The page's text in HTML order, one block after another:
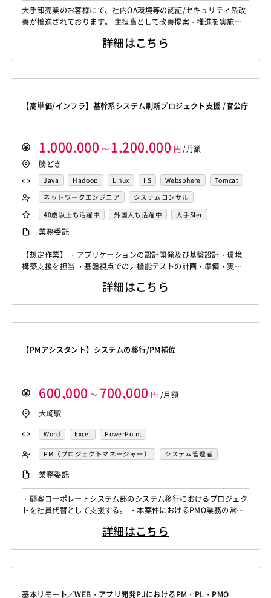
Salesforce（全般）
Dynamics CRM BW
SAP SD
SAP MM
SAP PP SAP HR SAP FI
SAP CO
Kotlin MATLAB
SpringBoot
React Native SciPy
Numpy
Matplotlib
VMware
Sales Cloud
Service Cloud
Experience Cloud
Marketing Cloud
Account Engagement
Salesforce Lightning
Confluence
大手卸売業のお客様にて、社内OA環境等の認証/セキュリティ系改
善が推進されております。 主担当として改善提案・推進を実施し
詳細はこちら
【高単価/インフラ】基幹系システム刷新プロジェクト支援 /官公庁
1,000,000 ～ 1,200,000 円 /月額
勝どき
Java Hadoop Linux IIS Websphere
Tomcat
Apache
Weblogic Oracle Node.js
Elasticsearch
Apache Solr
Amazon Redshift
Treasure Data
ネットワークエンジニア
システムコンサル
システム管理者
サーバーエンジニア
40歳以上も活躍中 外国人も活躍中 大手SIer
業務委託
【想定作業】 ・アプリケーションの設計開発及び基盤設計・環境
構築支援を担当 ・基盤視点での非機能テストの計画・準備・実行
詳細はこちら
【PMアシスタント】システムの移行/PM補佐
600,000 ～ 700,000 円 /月額
大崎駅
Word Excel PowerPoint
PM（プロジェクトマネージャー）
システム管理者
PMO
業務委託
・顧客コーポレートシステム部のシステム移行におけるプロジェク
トを社員代替として支援する。 ・本案件におけるPMO業務の常駐
クトの推進。 ・POC：移行後想定環境と現行環境との互換性確認
行支援：テスト...
詳細はこちら
基本リモート／WEB・アプリ開発PJにおけるPM・PL・PMO